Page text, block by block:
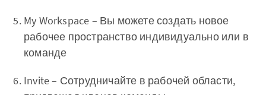
My Workspace – Вы можете создать новое
рабочее пространство индивидуально или в
команде
Invite – Сотрудничайте в рабочей области,